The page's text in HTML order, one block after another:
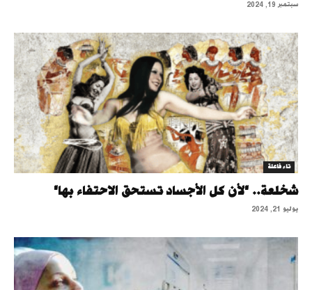
سبتمبر 19, 2024
تاء فاعلة
شخلعة.. "لأن كل الأجساد تستحق الاحتفاء بها"
يوليو 21, 2024